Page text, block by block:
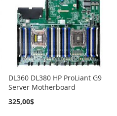
D’ENVIE
DL360 DL380 HP ProLiant G9
Server Motherboard
325,00$